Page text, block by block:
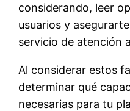
considerando, leer
usuarios y
servicio de atención
Al considerar estos
determinar qué
necesarias para tu